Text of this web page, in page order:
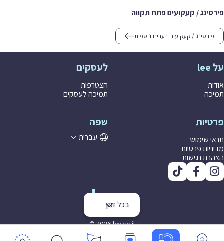
בכל זמן
פירסינג / קעקועים פתח תקווה
פירסינג / קעקועים בערים נוספות
על lee
אודות
תמיכה
לעסקים
הצטרפות
תמיכה לעסקים
פרטיות
תנאי שימוש
מדיניות פרטיות
הצהרת נגישות
שפה
עברית
© 2026 lee co il